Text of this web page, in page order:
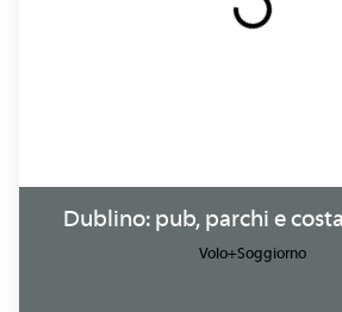
Dublino: pub, parchi e
Volo+Soggiorno